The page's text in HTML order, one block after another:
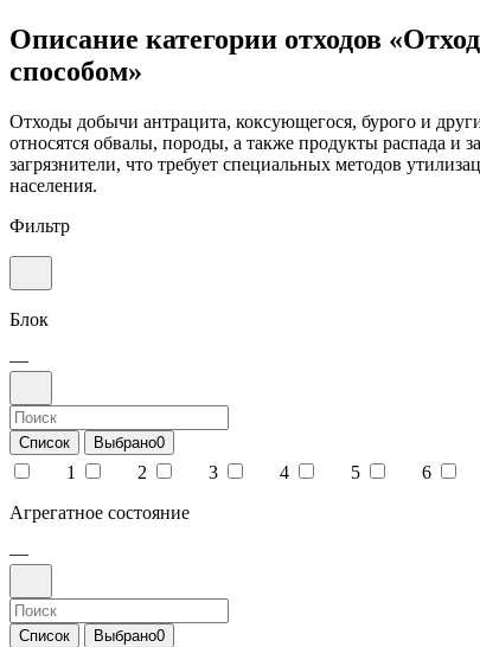
Описание категории отходов
способом»
Отходы добычи антрацита, коксующегося, бурого и
относятся обвалы, породы, а также продукты распада и
загрязнители, что требует специальных методов
населения.
Фильтр
Блок
—
Список Выбрано0
1 2 3 4 5 6
Агрегатное состояние
—
Список Выбрано0